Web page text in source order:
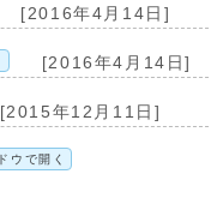
[2016年4月14日]
[2016年4月14日]
[2015年12月11日]
ウで開く